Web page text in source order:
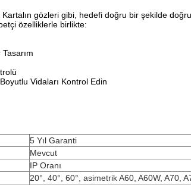
Kartalın gözleri gibi, hedefi doğru bir şekilde
özelliklerle birlikte:
Vidaları Kontrol Edin
5 Yıl Garanti
Mevcut
IP Oranı
20°, 40°, 60°, asimetrik A60, A60W, A70,